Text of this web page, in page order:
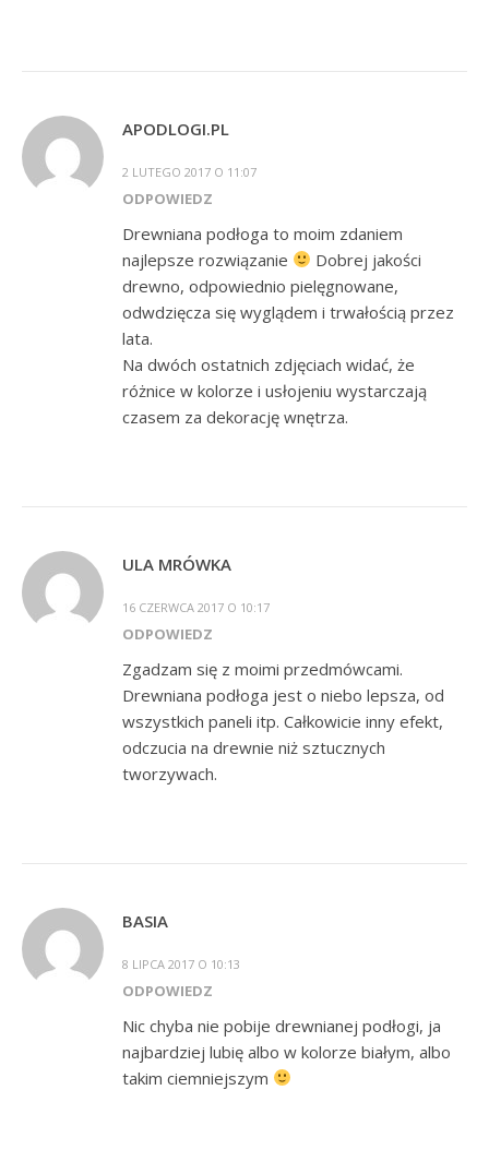
APODLOGI.PL
2 LUTEGO 2017 O 11:07
ODPOWIEDZ
Drewniana podłoga to moim zdaniem
najlepsze rozwiązanie
Dobrej jakości
drewno, odpowiednio pielęgnowane,
odwdzięcza się wyglądem i trwałością przez
lata.
Na dwóch ostatnich zdjęciach widać, że
różnice w kolorze i usłojeniu wystarczają
czasem za dekorację wnętrza.
ULA MRÓWKA
16 CZERWCA 2017 O 10:17
ODPOWIEDZ
Zgadzam się z moimi przedmówcami.
Drewniana podłoga jest o niebo lepsza, od
wszystkich paneli itp. Całkowicie inny efekt,
odczucia na drewnie niż sztucznych
tworzywach.
BASIA
8 LIPCA 2017 O 10:13
ODPOWIEDZ
Nic chyba nie pobije drewnianej podłogi, ja
najbardziej lubię albo w kolorze białym, albo
takim ciemniejszym